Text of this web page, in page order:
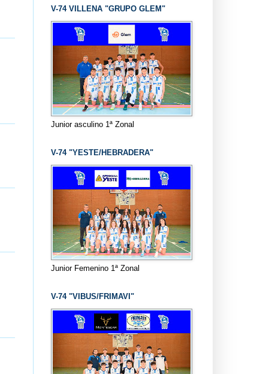
V-74 VILLENA "GRUPO GLEM"
Junior asculino 1ª Zonal
V-74 "YESTE/HEBRADERA"
Junior Femenino 1ª Zonal
V-74 "VIBUS/FRIMAVI"